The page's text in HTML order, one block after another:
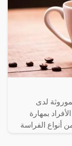
لدى
بمهارة
أنواع الفراسة